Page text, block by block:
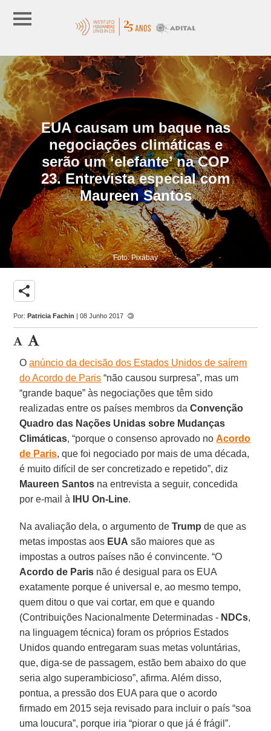
EUA causam um baque nas
negociações climáticas e
serão um ‘elefante’ na COP
23. Entrevista especial com
Maureen Santos
Foto: Pixabay
share
Por:Patricia Fachin | 08 Junho 2017
Oanúncio da decisão dos Estados Unidos de saírem
do Acordo de Paris “não causou surpresa”, mas um
“grande baque” às negociações que têm sido
realizadas entre os países membros daConvenção
Quadro das Nações Unidas sobre Mudanças
Climáticas, “porque o consenso aprovado noAcordo
de Paris, que foi negociado por mais de uma década,
é muito difícil de ser concretizado e repetido”, diz
Maureen Santos na entrevista a seguir, concedida
por e-mail à IHU On-Line.
Na avaliação dela, o argumento deTrump de que as
metas impostas aos EUA são maiores que as
impostas a outros países não é convincente. “O
Acordo de Paris não é desigual para os EUA
exatamente porque é universal e, ao mesmo tempo,
quem ditou o que vai cortar, em que e quando
(Contribuições Nacionalmente Determinadas - NDCs,
na linguagem técnica) foram os próprios Estados
Unidos quando entregaram suas metas voluntárias,
que, diga-se de passagem, estão bem abaixo do que
seria algo superambicioso”, afirma. Além disso,
pontua, a pressão dos EUA para que o acordo
firmado em 2015 seja revisado para incluir o país “soa
uma loucura”, porque iria “piorar o que já é frágil”.